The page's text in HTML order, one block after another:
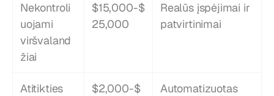
Nekontroli
uojami
viršvaland
žiai
$15,000-$
25,000
Realūs įspėjimai ir
patvirtinimai
Atitikties
$2,000-$
Automatizuotas